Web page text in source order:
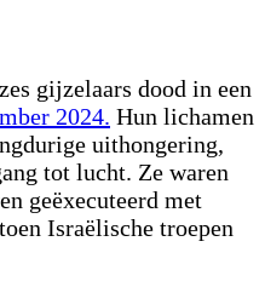
gijzelaars dood in een
2024. Hun lichamen
uithongering,
tot lucht. Ze waren
geëxecuteerd met
Israëlische troepen